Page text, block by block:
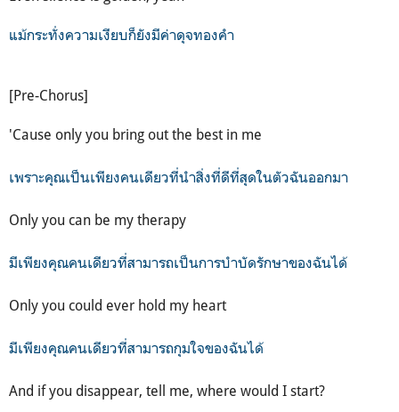
แม้กระทั่งความเงียบก็ยังมีค่าดุจทองคำ
[Pre-Chorus]
'Cause only you bring out the best in me
เพราะคุณเป็นเพียงคนเดียวที่นำสิ่งที่ดีที่สุดในตัวฉันออกมา
Only you can be my therapy
มีเพียงคุณคนเดียวที่สามารถเป็นการบำบัดรักษาของฉันได้
Only you could ever hold my heart
มีเพียงคุณคนเดียวที่สามารถกุมใจของฉันได้
And if you disappear, tell me, where would I start?